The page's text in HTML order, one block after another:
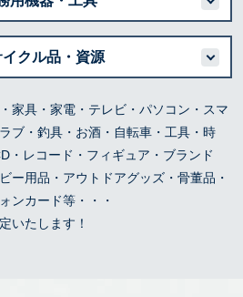
イクル品・資源
家具・家電・テレビ・パソコン・スマ
ブ・釣具・お酒・自転車・工具・時
・レコード・フィギュア・ブランド
ー用品・アウトドアグッズ・骨董品・
ンカード等・・・
いたします！